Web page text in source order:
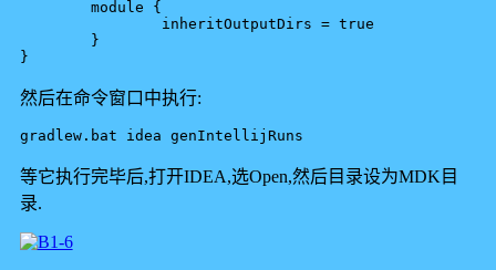
然后在命令窗口中执行:
gradlew.bat idea genIntellijRuns
等它执行完毕后,打开IDEA,选Open,然后目录设为MDK目
录.